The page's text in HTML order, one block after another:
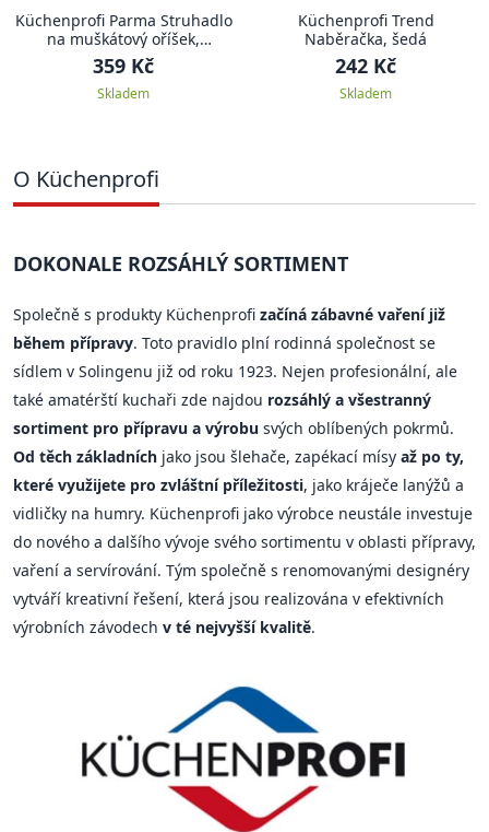
Küchenprofi Parma Struhadlo
na muškátový oříšek,
nerezové
359 Kč
Skladem
Küchenprofi Trend
Naběračka, šedá
242 Kč
Skladem
O Küchenprofi
DOKONALE ROZSÁHLÝ SORTIMENT
Společně s produkty Küchenprofi začíná zábavné vaření již
během přípravy. Toto pravidlo plní rodinná společnost se
sídlem v Solingenu již od roku 1923. Nejen profesionální, ale
také amatérští kuchaři zde najdou rozsáhlý a všestranný
sortiment pro přípravu a výrobu svých oblíbených pokrmů.
Od těch základních jako jsou šlehače, zapékací mísy až po ty,
které využijete pro zvláštní příležitosti, jako kráječe lanýžů a
vidličky na humry. Küchenprofi jako výrobce neustále investuje
do nového a dalšího vývoje svého sortimentu v oblasti přípravy,
vaření a servírování. Tým společně s renomovanými designéry
vytváří kreativní řešení, která jsou realizována v efektivních
výrobních závodech v té nejvyšší kvalitě.